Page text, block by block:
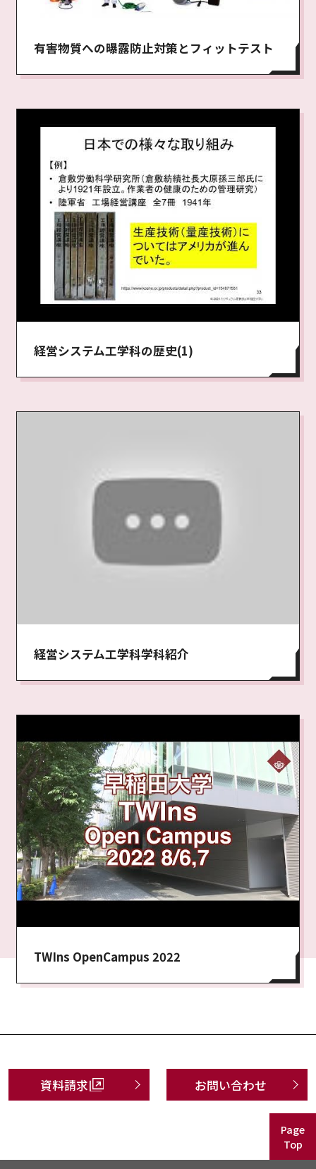
有害物質への曝露防止対策とフィットテスト
経営システム工学科の歴史(1)
経営システム工学科学科紹介
TWIns OpenCampus 2022
資料請求 お問い合わせ
Page
Top